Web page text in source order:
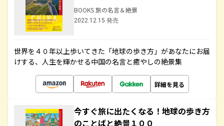
BOOKS 旅の名言＆絶景
2022.12.15 発売
世界を４０年以上歩いてきた「地球の歩き方」があなたにお届
けする、人生を輝かせる中国の名言と癒やしの絶景集
詳細を見る
今すぐ旅に出たくなる！地球の歩き方
のことばと絶景１００